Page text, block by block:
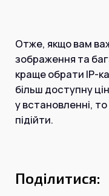
Отже, якщо вам
зображення та
краще обрати IP-
більш доступну
у встановленні,
підійти.
Поділитися: